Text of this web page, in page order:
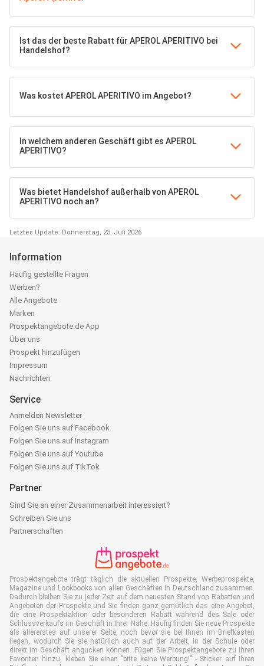
Ist das der beste Rabatt für APEROL APERITIVO bei
Handelshof?
Was kostet APEROL APERITIVO im Angebot?
In welchem anderen Geschäft gibt es APEROL
APERITIVO?
Was bietet Handelshof außerhalb von APEROL
APERITIVO noch an?
Letztes Update: Donnerstag, 23. Juli 2026
Information
Häufig gestellte Fragen
Werben?
Alle Angebote
Marken
Prospektangebote.de App
Über uns
Prospekt hinzufügen
Impressum
Nachrichten
Service
Anmelden Newsletter
Folgen Sie uns auf Facebook
Folgen Sie uns auf Instagram
Folgen Sie uns auf Youtube
Folgen Sie uns auf TikTok
Partner
Sind Sie an einer Zusammenarbeit interessiert?
Schreiben Sie uns
Partnerschaften
Prospektangebote trägt täglich die aktuellen Prospekte, Werbeprospekte,
Magazine und Lookbooks von allen Geschäften in Deutschland zusammen.
Dadurch bleiben Sie zu jeder Zeit auf dem neuesten Stand von Rabatten und
Angeboten der Prospekte und Sie finden ganz gemütlich das eine Angebot,
die eine Prospektaktion oder besonderen Rabatt während des Sale oder
Schlussverkaufs im Geschäft in Ihrer Nähe. Häufig finden Sie neue Prospekte
als allererstes auf unserer Seite, noch bevor sie bei Ihnen im Briefkasten
liegen, wodurch Sie sie natürlich auch auf der Arbeit, in der Schule oder
direkt im Geschäft angucken können. Fügen Sie Prospektangebote zu Ihren
Favoriten hinzu, kleben Sie einen "bitte keine Werbung!" - Sticker auf Ihren